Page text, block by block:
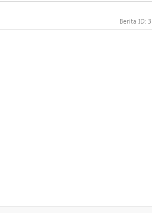
Berita ID: